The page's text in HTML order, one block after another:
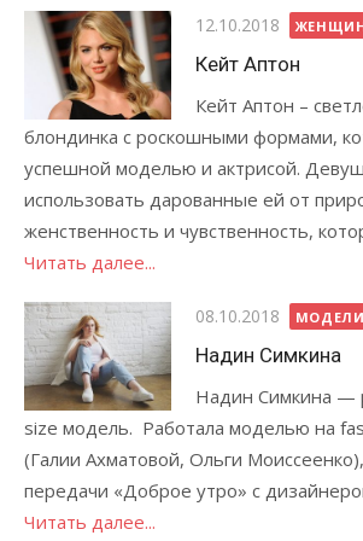
Опубликовано
12.10.2018
Кейт Аптон
Кейт Аптон –
блондинка с роскошными формами,
успешной моделью и актрисой.
использовать дарованные ей от
женственность и чувственность,
Читать далее...
Опубликовано
08.10.2018
Надин Симкина
Надин Симкина —
size модель. Работала моделью на
(Галии Ахматовой, Ольги
передачи «Доброе утро» с
Читать далее...